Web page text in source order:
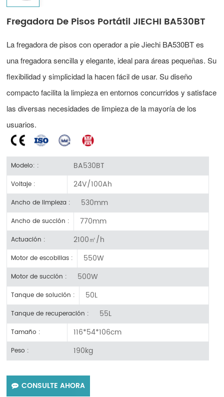
Fregadora De Pisos Portátil JIECHI BA530BT
La fregadora de pisos con operador a pie Jiechi BA530BT es
una fregadora sencilla y elegante, ideal para áreas pequeñas. Su
flexibilidad y simplicidad la hacen fácil de usar. Su diseño
compacto facilita la limpieza en entornos concurridos y satisface
las diversas necesidades de limpieza de la mayoría de los
usuarios.
Modelo: : BA530BT
Voltaje : 24V/100Ah
Ancho de limpieza : 530mm
Ancho de succión : 770mm
Actuación : 2100㎡/h
Motor de escobillas : 550W
Motor de succión : 500W
Tanque de solución : 50L
Tanque de recuperación : 55L
Tamaño : 116*54*106cm
Peso : 190kg
CONSULTE AHORA